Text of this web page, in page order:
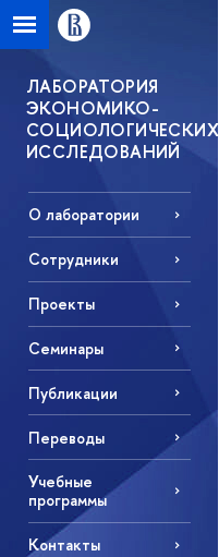
ЛАБОРАТОРИЯ
ЭКОНОМИКО-
СОЦИОЛОГИЧЕСКИХ
ИССЛЕДОВАНИЙ
О лаборатории
Сотрудники
Проекты
Семинары
Публикации
Переводы
Учебные
программы
Контакты